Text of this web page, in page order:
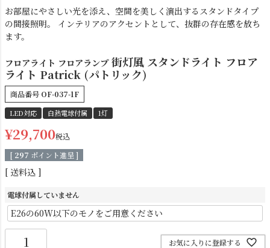
ダクトレール テーブルランプ
お部屋にやさしい光を添え、空間を美しく演出するスタンドタイプ
の間接照明。 インテリアのアクセントとして、抜群の存在感を放ち
ます。
フロアライト フロアランプ 街灯風 スタンドライト フロア
ライト Patrick (パトリック)
商品番号 OF-037-1F
LED対応 白熱電球付属 1灯
¥29,700税込
[ 297 ポイント進呈 ]
送料込
電球付属していません
お気に入りに登録する